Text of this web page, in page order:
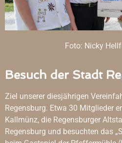
Foto: Nicky
Besuch der Stadt
Ziel unserer diesjährigen
Regensburg. Etwa 30 Mitglieder
Kallmünz, die Regensburger
Regensburg und besuchten das